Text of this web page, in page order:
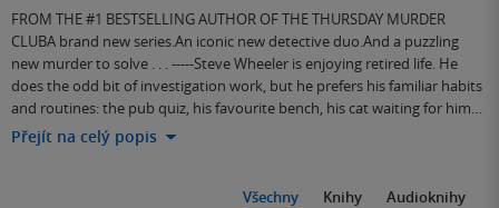
FROM THE #1 BESTSELLING AUTHOR OF THE THURSDAY MURDER
CLUBA brand new series.An iconic new detective duo.And a puzzling
new murder to solve . . . -----Steve Wheeler is enjoying retired life. He
does the odd bit of investigation work, but he prefers his familiar habits
and routines: the pub quiz, his favourite bench, his cat waiting for him…
Přejít na celý popis
Všechny Knihy Audioknihy